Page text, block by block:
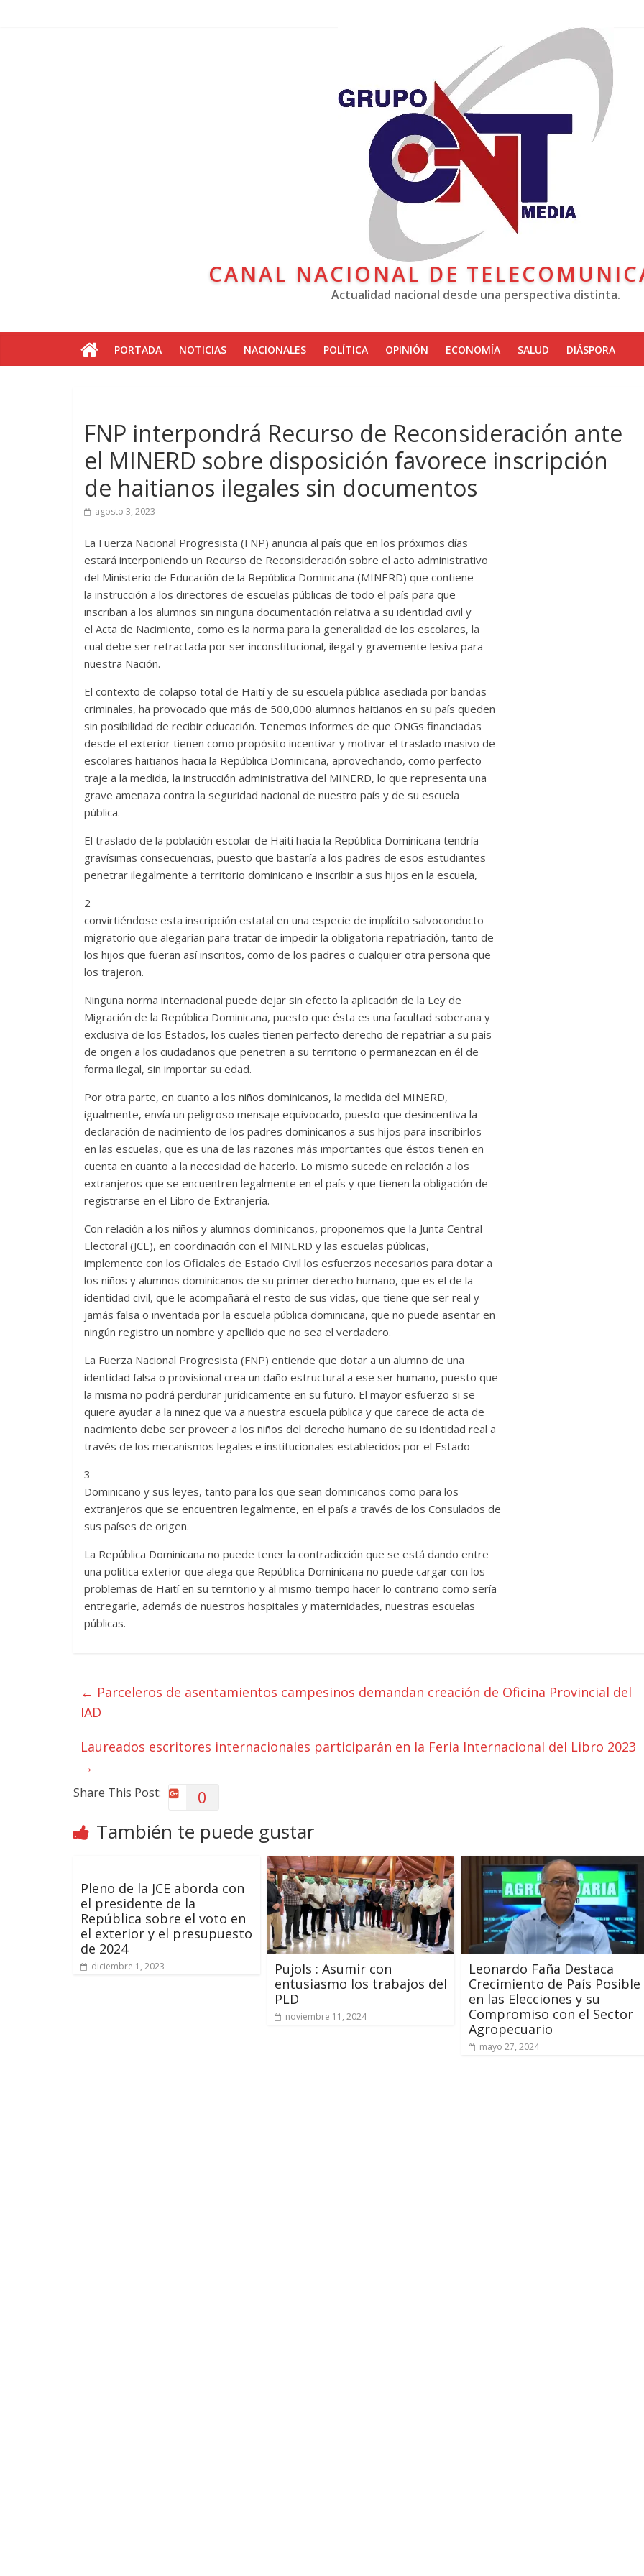
CANAL NACIONAL DE
Actualidad nacional desde una perspectiva distinta.
PORTADA NOTICIAS NACIONALES POLÍTICA OPINIÓN ECONOMÍA SALUD DIÁSPORA
FNP interpondrá Recurso de Reconsideración ante
el MINERD sobre disposición favorece inscripción
de haitianos ilegales sin documentos
agosto 3, 2023
La Fuerza Nacional Progresista (FNP) anuncia al país que en los próximos días
estará interponiendo un Recurso de Reconsideración sobre el acto administrativo
del Ministerio de Educación de la República Dominicana (MINERD) que contiene
la instrucción a los directores de escuelas públicas de todo el país para que
inscriban a los alumnos sin ninguna documentación relativa a su identidad civil y
el Acta de Nacimiento, como es la norma para la generalidad de los escolares, la
cual debe ser retractada por ser inconstitucional, ilegal y gravemente lesiva para
nuestra Nación.
El contexto de colapso total de Haití y de su escuela pública asediada por bandas
criminales, ha provocado que más de 500,000 alumnos haitianos en su país queden
sin posibilidad de recibir educación. Tenemos informes de que ONGs financiadas
desde el exterior tienen como propósito incentivar y motivar el traslado masivo de
escolares haitianos hacia la República Dominicana, aprovechando, como perfecto
traje a la medida, la instrucción administrativa del MINERD, lo que representa una
grave amenaza contra la seguridad nacional de nuestro país y de su escuela
pública.
El traslado de la población escolar de Haití hacia la República Dominicana tendría
gravísimas consecuencias, puesto que bastaría a los padres de esos estudiantes
penetrar ilegalmente a territorio dominicano e inscribir a sus hijos en la escuela,
2
convirtiéndose esta inscripción estatal en una especie de implícito salvoconducto
migratorio que alegarían para tratar de impedir la obligatoria repatriación, tanto de
los hijos que fueran así inscritos, como de los padres o cualquier otra persona que
los trajeron.
Ninguna norma internacional puede dejar sin efecto la aplicación de la Ley de
Migración de la República Dominicana, puesto que ésta es una facultad soberana y
exclusiva de los Estados, los cuales tienen perfecto derecho de repatriar a su país
de origen a los ciudadanos que penetren a su territorio o permanezcan en él de
forma ilegal, sin importar su edad.
Por otra parte, en cuanto a los niños dominicanos, la medida del MINERD,
igualmente, envía un peligroso mensaje equivocado, puesto que desincentiva la
declaración de nacimiento de los padres dominicanos a sus hijos para inscribirlos
en las escuelas, que es una de las razones más importantes que éstos tienen en
cuenta en cuanto a la necesidad de hacerlo. Lo mismo sucede en relación a los
extranjeros que se encuentren legalmente en el país y que tienen la obligación de
registrarse en el Libro de Extranjería.
Con relación a los niños y alumnos dominicanos, proponemos que la Junta Central
Electoral (JCE), en coordinación con el MINERD y las escuelas públicas,
implemente con los Oficiales de Estado Civil los esfuerzos necesarios para dotar a
los niños y alumnos dominicanos de su primer derecho humano, que es el de la
identidad civil, que le acompañará el resto de sus vidas, que tiene que ser real y
jamás falsa o inventada por la escuela pública dominicana, que no puede asentar en
ningún registro un nombre y apellido que no sea el verdadero.
La Fuerza Nacional Progresista (FNP) entiende que dotar a un alumno de una
identidad falsa o provisional crea un daño estructural a ese ser humano, puesto que
la misma no podrá perdurar jurídicamente en su futuro. El mayor esfuerzo si se
quiere ayudar a la niñez que va a nuestra escuela pública y que carece de acta de
nacimiento debe ser proveer a los niños del derecho humano de su identidad real a
través de los mecanismos legales e institucionales establecidos por el Estado
3
Dominicano y sus leyes, tanto para los que sean dominicanos como para los
extranjeros que se encuentren legalmente, en el país a través de los Consulados de
sus países de origen.
La República Dominicana no puede tener la contradicción que se está dando entre
una política exterior que alega que República Dominicana no puede cargar con los
problemas de Haití en su territorio y al mismo tiempo hacer lo contrario como sería
entregarle, además de nuestros hospitales y maternidades, nuestras escuelas
públicas.
← Parceleros de asentamientos campesinos demandan creación de Oficina Provincial del
IAD
Laureados escritores internacionales participarán en la Feria Internacional del Libro 2023
→
Share This Post: 0
También te puede gustar
Pleno de la JCE aborda con
el presidente de la
República sobre el voto en
el exterior y el presupuesto
de 2024
diciembre 1, 2023
Pujols : Asumir con
entusiasmo los trabajos del
PLD
noviembre 11, 2024
Leonardo Faña Destaca
Crecimiento de País Posible
en las Elecciones y su
Compromiso con el Sector
Agropecuario
mayo 27, 2024